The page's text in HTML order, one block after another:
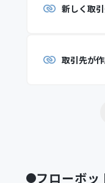
新しく取
取引先が
フローボッ